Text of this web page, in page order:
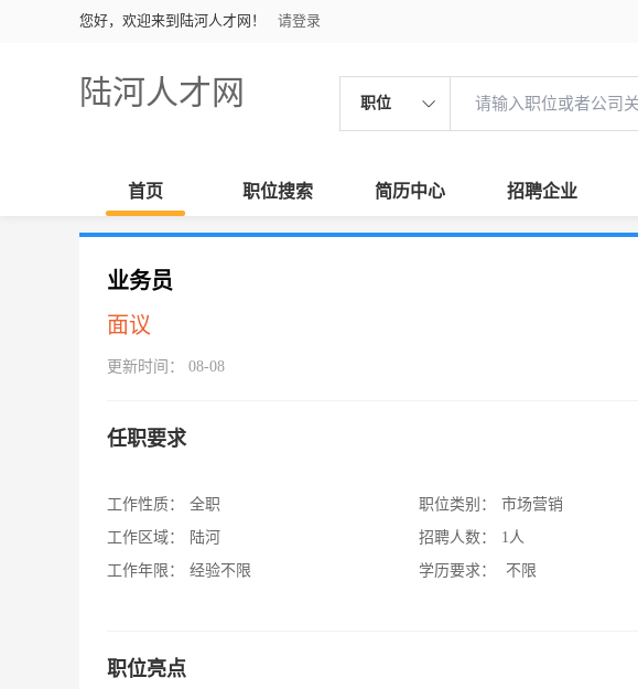
您好，欢迎来到陆河人才网！ 请登录
陆河人才网 职位
首页 职位搜索 简历中心 招聘企业
业务员
面议
更新时间： 08-08
任职要求
工作性质：
全职
工作区域：
陆河
工作年限：
经验不限
职位类别：
市场营销
招聘人数：
1人
学历要求：
不限
职位亮点